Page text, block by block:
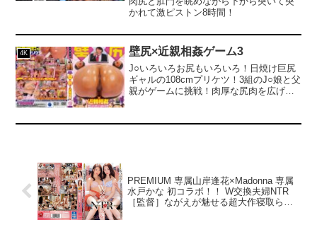
部ではその投稿を掲載し、多くの反響を
頂いたのだが、2025年になって夫妻から
夫の宏一氏が、妻のめぐみさんと一緒に
山本氏と彼の愛人・亜弓嬢、そして亜弓
嬢のセフレだという若い絶倫でバイセク
シャルの男性・タクヤ君の3人から責めら
れている映像だという。「清純な妻」だ
と思っていためぐみさんの凌●妄想を知り
氏は同性愛者でもないのに男からアナル
を犯●れ、惨めに射精までするようになっ
ていました。そして今後、宏一氏は男娼
として男に犯●れ、喜んで精子を飲むよう
かれて激ピストン8時間！
4K 壁尻×近親相姦ゲーム3
J○いろいろお尻もいろいろ！日焼け巨尻
ギャルの108cmプリケツ！3組のJ○娘と父
親がゲームに挑戦！肉厚な尻肉を広げて
やバイブでズボズボ！アナルとマ○コの2
10:00 ～ 2025年5月16日（金）9:59の間
にキャンペーンにエントリー＆
【50%OFFキャンペーン第○弾】の表記が
PREMIUM 専属山岸逢花×Madonna 専属
水戸かな 初コラボ！！ W交換夫婦NTR
［監督］ながえが魅せる超大作寝取られ